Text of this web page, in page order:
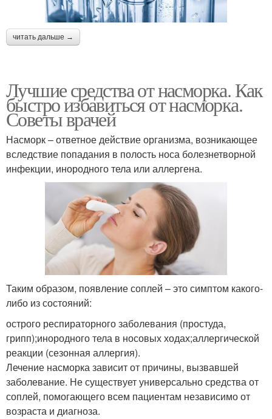
читать дальше →
Лучшие средства от насморка. Как
быстро избавиться от насморка.
Советы врачей
Насморк – ответное действие организма, возникающее
вследствие попадания в полость носа болезнетворной
инфекции, инородного тела или аллергена.
Таким образом, появление соплей – это симптом какого-
либо из состояний:
острого респираторного заболевания (простуда,
грипп);инородного тела в носовых ходах;аллергической
реакции (сезонная аллергия).
Лечение насморка зависит от причины, вызвавшей
заболевание. Не существует универсально средства от
соплей, помогающего всем пациентам независимо от
возраста и диагноза.